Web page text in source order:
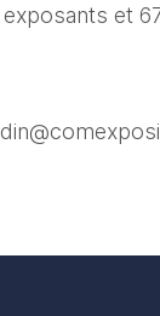
exposants et